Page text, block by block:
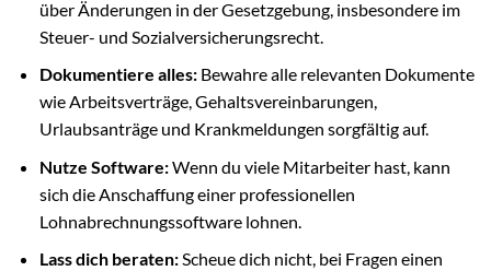
über Änderungen in der Gesetzgebung, insbesondere im
Steuer- und Sozialversicherungsrecht.
Dokumentiere alles:Bewahre alle relevanten Dokumente
wie Arbeitsverträge, Gehaltsvereinbarungen,
Urlaubsanträge und Krankmeldungen sorgfältig auf.
Nutze Software:Wenn du viele Mitarbeiter hast, kann
sich die Anschaffung einer professionellen
Lohnabrechnungssoftware lohnen.
Lass dich beraten:Scheue dich nicht, bei Fragen einen